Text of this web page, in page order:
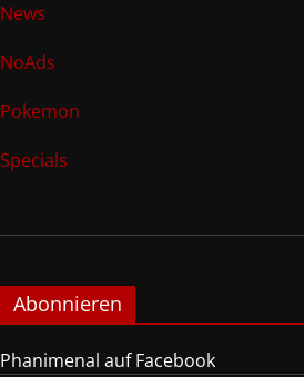
News
NoAds
Pokemon
Specials
Abonnieren
Phanimenal auf Facebook